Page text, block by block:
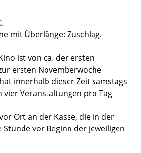
mit Überlänge: Zuschlag.
ist von ca. der ersten
ersten Novemberwoche
innerhalb dieser Zeit samstags
vier Veranstaltungen pro Tag
Ort an der Kasse, die in der
Stunde vor Beginn der jeweiligen